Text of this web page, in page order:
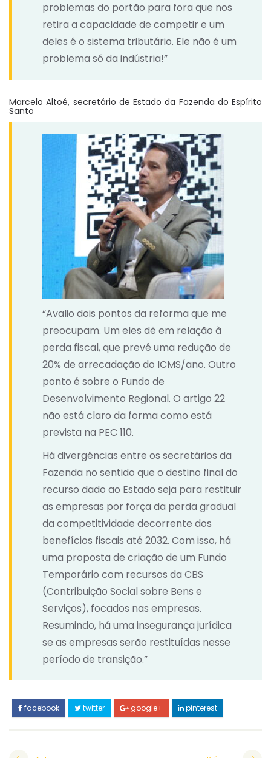
problemas do portão para fora que nos
retira a capacidade de competir e um
deles é o sistema tributário. Ele não é um
problema só da indústria!”
Marcelo Altoé, secretário de Estado da Fazenda do Espírito
Santo
“Avalio dois pontos da reforma que me
preocupam. Um eles dê em relação à
perda fiscal, que prevê uma redução de
20% de arrecadação do ICMS/ano. Outro
ponto é sobre o Fundo de
Desenvolvimento Regional. O artigo 22
não está claro da forma como está
prevista na PEC 110.
Há divergências entre os secretários da
Fazenda no sentido que o destino final do
recurso dado ao Estado seja para restituir
as empresas por força da perda gradual
da competitividade decorrente dos
benefícios fiscais até 2032. Com isso, há
uma proposta de criação de um Fundo
Temporário com recursos da CBS
(Contribuição Social sobre Bens e
Serviços), focados nas empresas.
Resumindo, há uma insegurança jurídica
se as empresas serão restituídas nesse
período de transição.”
facebook twitter google+ pinterest